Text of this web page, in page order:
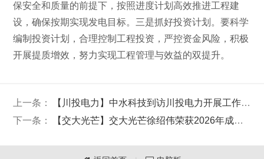
保安全和质量的前提下，按照进度计划高效推进工程建
设，确保按期实现发电目标。三是抓好投资计划。要科学
编制投资计划，合理控制工程投资，严控资金风险，积极
开展提质增效，努力实现工程管理与效益的双提升。
上一条：
【川投电力】中水科技到访川投电力开展工作座谈
下一条：
【交大光芒】交大光芒徐绍伟荣获2026年成都百万职工劳动和技能大赛武侯区人工智能训练师比赛一等奖